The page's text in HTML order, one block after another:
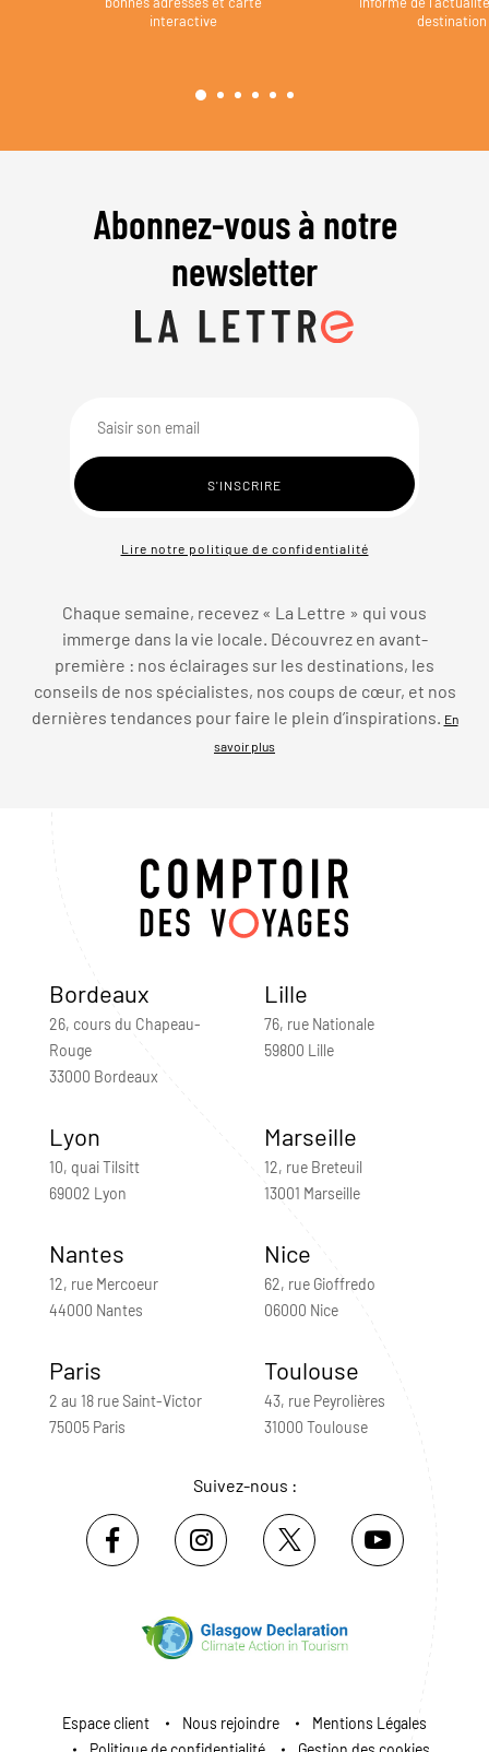
interactive
destination
Abonnez-vous à notre
newsletter
Lire notre politique de confidentialité
Chaque semaine, recevez « La Lettre » qui vous
immerge dans la vie locale. Découvrez en avant-
première : nos éclairages sur les destinations, les
conseils de nos spécialistes, nos coups de cœur, et nos
dernières tendances pour faire le plein d’inspirations.
En
savoir plus
Bordeaux
26, cours du Chapeau-
Rouge
33000 Bordeaux
Lille
76, rue Nationale
59800 Lille
Lyon
10, quai Tilsitt
69002 Lyon
Marseille
12, rue Breteuil
13001 Marseille
Nantes
12, rue Mercoeur
44000 Nantes
Nice
62, rue Gioffredo
06000 Nice
Paris
2 au 18 rue Saint-Victor
75005 Paris
Toulouse
43, rue Peyrolières
31000 Toulouse
Suivez-nous :
Espace client Nous rejoindre
Mentions Légales